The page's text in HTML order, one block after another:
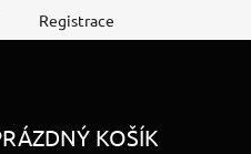
Registrace
KOŠÍK